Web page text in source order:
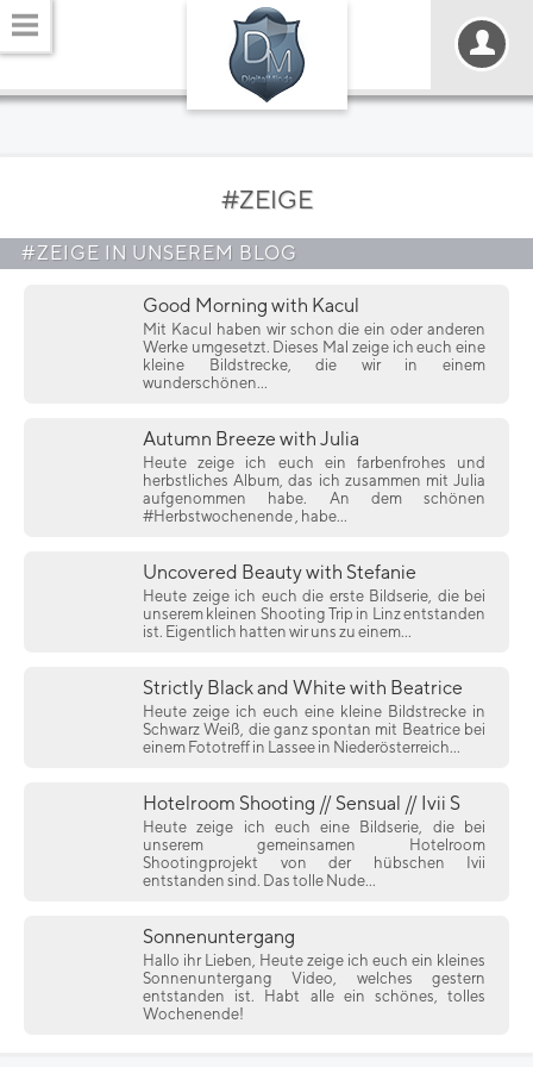
#ZEIGE
#ZEIGE IN UNSEREM BLOG
Good Morning with Kacul
Mit Kacul haben wir schon die ein oder anderen
Werke umgesetzt. Dieses Mal zeige ich euch eine
kleine Bildstrecke, die wir in einem
wunderschönen...
Autumn Breeze with Julia
Heute zeige ich euch ein farbenfrohes und
herbstliches Album, das ich zusammen mit Julia
aufgenommen habe. An dem schönen
#Herbstwochenende , habe...
Uncovered Beauty with Stefanie
Heute zeige ich euch die erste Bildserie, die bei
unserem kleinen Shooting Trip in Linz entstanden
ist. Eigentlich hatten wir uns zu einem...
Strictly Black and White with Beatrice
Heute zeige ich euch eine kleine Bildstrecke in
Schwarz Weiß, die ganz spontan mit Beatrice bei
einem Fototreff in Lassee in Niederösterreich...
Hotelroom Shooting // Sensual // Ivii S
Heute zeige ich euch eine Bildserie, die bei
unserem gemeinsamen Hotelroom
Shootingprojekt von der hübschen Ivii
entstanden sind. Das tolle Nude...
Sonnenuntergang
Hallo ihr Lieben, Heute zeige ich euch ein kleines
Sonnenuntergang Video, welches gestern
entstanden ist. Habt alle ein schönes, tolles
Wochenende!